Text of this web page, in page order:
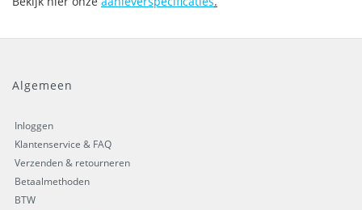
Algemeen
Inloggen
Klantenservice & FAQ
Verzenden & retourneren
Betaalmethoden
BTW